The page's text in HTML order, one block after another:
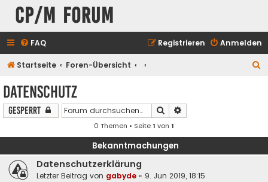
CP/M Forum
FAQ Anmelden
Registrieren
Startseite Foren-Übersicht
Datenschutz
Gesperrt Suche
0 Themen • Seite1 von 1
Bekanntmachungen
Datenschutzerklärung
Letzter Beitrag von gabyde « 9. Jun 2019, 18:15